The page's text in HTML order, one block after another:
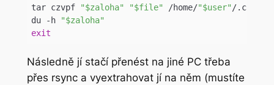
tar czvpf
"$zaloha" "$file" /home/"$user" /
du -h
"$zaloha"
exit
Následně jí stačí přenést na jiné PC třeba
přes rsync a vyextrahovat jí na něm (mustíte